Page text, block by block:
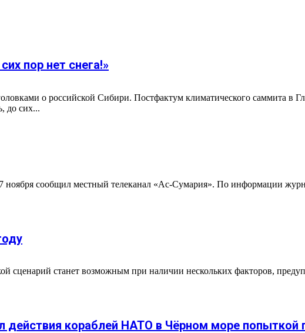
пор нет снега!»
о российской Сибири. Постфактум климатического саммита в
до сих...
ноября сообщил местный телеканал «Ас-Сумария». По информации
сценарий станет возможным при наличии нескольких факторов,
кораблей НАТО в Чёрном море попыткой